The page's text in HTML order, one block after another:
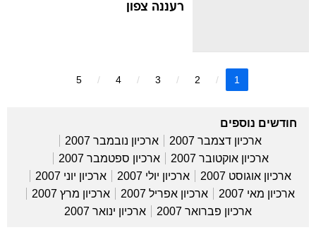
רעננה צפון
1
2
3
4
5
חודשים נוספים
ארכיון דצמבר 2007
ארכיון נובמבר 2007
ארכיון אוקטובר 2007
ארכיון ספטמבר 2007
ארכיון אוגוסט 2007
ארכיון יולי 2007
ארכיון יוני 2007
ארכיון מאי 2007
ארכיון אפריל 2007
ארכיון מרץ 2007
ארכיון פברואר 2007
ארכיון ינואר 2007